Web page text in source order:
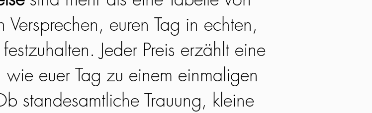
euren Tag in echten,
Jeder Preis erzählt eine
euer Tag zu einem einmaligen
standesamtliche Trauung, kleine